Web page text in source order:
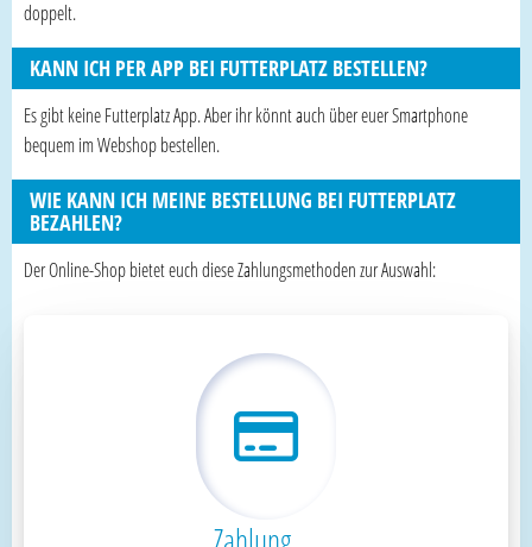
doppelt.
KANN ICH PER APP BEI FUTTERPLATZ BESTELLEN?
Es gibt keine Futterplatz App. Aber ihr könnt auch über euer Smartphone
bequem im Webshop bestellen.
WIE KANN ICH MEINE BESTELLUNG BEI FUTTERPLATZ
BEZAHLEN?
Der Online-Shop bietet euch diese Zahlungsmethoden zur Auswahl: